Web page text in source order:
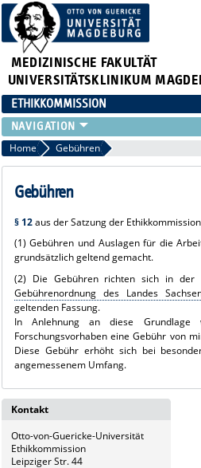
MEDIZINISCHE FAKULTÄT
UNIVERSITÄTSKLINIKUM
ETHIKKOMMISSION
ANTRÄGE
GEBÜHREN
MITGLIEDER
SATZUNG
LINKS
KONTAKT
Home Gebühren
Gebühren
§ 12aus der Satzung der
(1) Gebühren und Auslagen für die
grundsätzlich geltend gemacht.
(2) Die Gebühren richten sich in der
Gebührenordnung des Landes
geltenden Fassung.
In Anlehnung an diese Grundlage
Forschungsvorhaben eine Gebühr von
Diese Gebühr erhöht sich bei
angemessenem Umfang.
Kontakt
Otto-von-Guericke-Universität
Ethikkommission
Leipziger Str. 44